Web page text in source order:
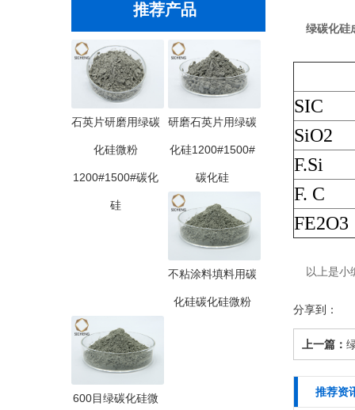
推荐产品
石英片研磨用绿碳
化硅微粉
1200#1500#碳化
硅
研磨石英片用绿碳
化硅1200#1500#
碳化硅
不粘涂料填料用碳
化硅碳化硅微粉
600目绿碳化硅微
绿碳化硅
SIC
SiO2
F.Si
F. C
FE2O3
以上是小
分享到：
上一篇：
推荐资